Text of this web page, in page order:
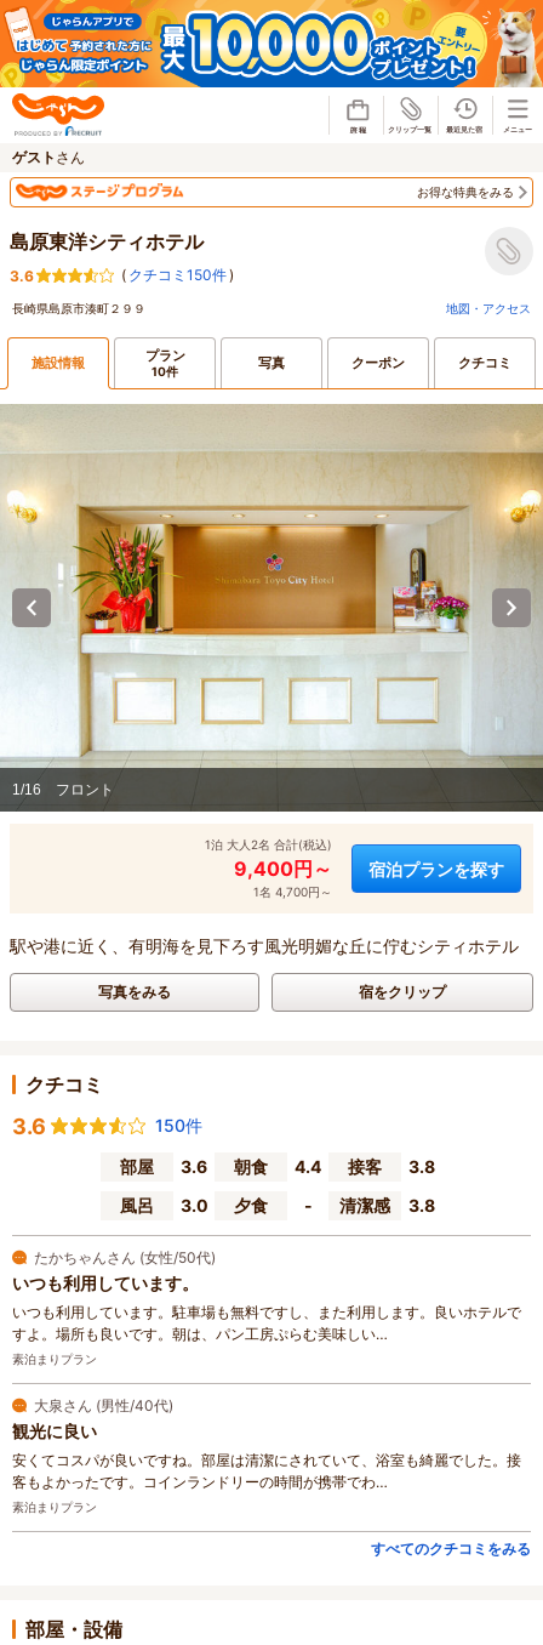
ゲスト さん
お得な特典をみる
島原東洋シティホテル
3.6 ( クチコミ150件)
長崎県島原市湊町２９９ 地図・アクセス
施設情報 プラン
10件 写真 クーポン クチコミ
1/16 フロント
1泊 大人2名 合計(税込)
9,400円～
1名 4,700円～
宿泊プランを探す
駅や港に近く、有明海を見下ろす風光明媚な丘に佇むシティホテル
写真をみる 宿をクリップ
クチコミ
3.6
150件
部屋
3.6 朝食 4.4 接客
3.8
風呂
3.0 夕食 - 清潔感 3.8
たかちゃんさん (女性/50代)
いつも利用しています。
いつも利用しています。駐車場も無料ですし、また利用します。良いホテルで
すよ。場所も良いです。朝は、パン工房ぷらむ美味しい…
素泊まりプラン
大泉さん (男性/40代)
観光に良い
安くてコスパが良いですね。部屋は清潔にされていて、浴室も綺麗でした。接
客もよかったです。コインランドリーの時間が携帯でわ…
素泊まりプラン
すべてのクチコミをみる
部屋・設備